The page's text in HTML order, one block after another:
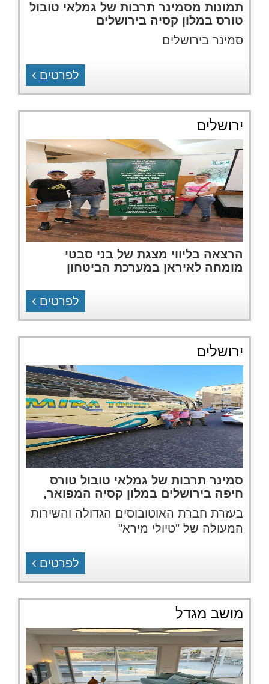
תמונות מסמינר תרבות של גמלאי טובול
טורס במלון קסיה בירושלים
סמינר בירושלים
לפרטים
ירושלים
הרצאה בליווי מצגת של בני סבטי
מומחה לאיראן במערכת הביטחון
לפרטים
ירושלים
סמינר תרבות של גמלאי טובול טורס
חיפה בירושלים במלון קסיה המפואר,
בעזרת חברת האוטובוסים הגדולה והשירות
המעולה של "טיולי מירא"
לפרטים
מושב מגדל